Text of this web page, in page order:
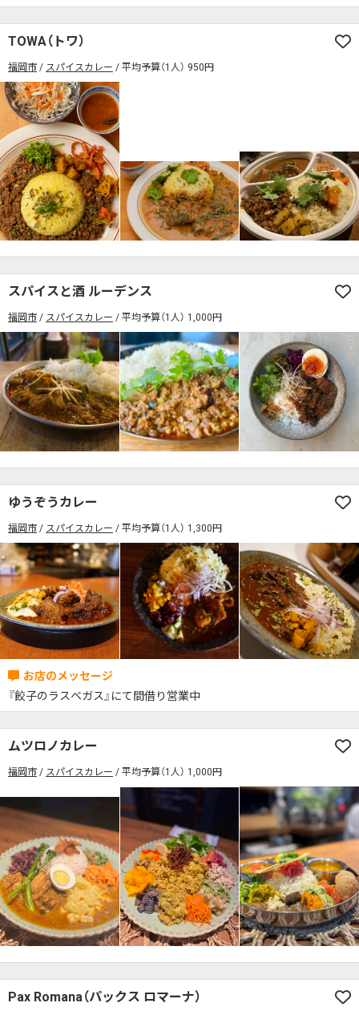
TOWA（トワ）
福岡市 スパイスカレー 平均予算（1人） 950円
スパイスと酒 ルーデンス
福岡市 スパイスカレー 平均予算（1人） 1,000円
ゆうぞうカレー
福岡市 スパイスカレー 平均予算（1人） 1,300円
『餃子のラスベガス』にて間借り営業中
ムツロノカレー
福岡市 スパイスカレー 平均予算（1人） 1,000円
Pax Romana（パックス ロマーナ）